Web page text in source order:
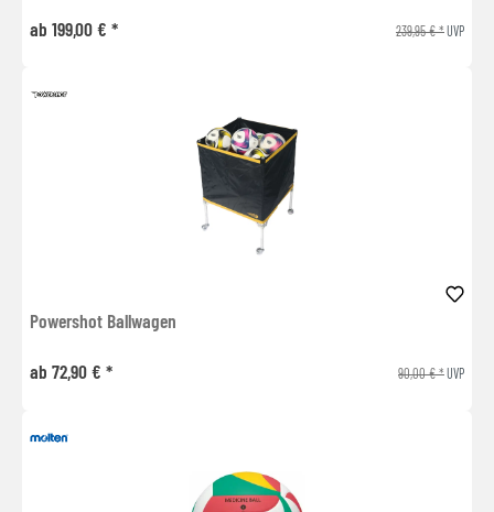
ab 199,00 € * 239,95 € *UVP
Powershot Ballwagen
ab 72,90 € * 90,00 € *UVP